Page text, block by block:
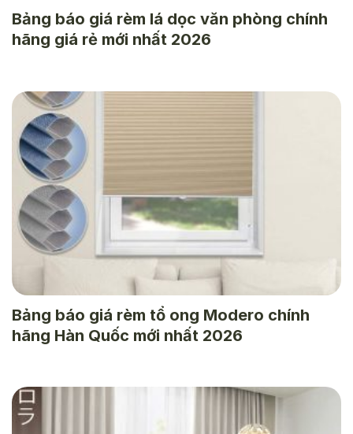
Bảng báo giá rèm lá dọc văn phòng chính
hãng giá rẻ mới nhất 2026
Bảng báo giá rèm tổ ong Modero chính
hãng Hàn Quốc mới nhất 2026